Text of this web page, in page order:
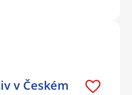
v Českém